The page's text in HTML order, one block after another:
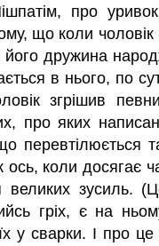
про
що коли
його дружина
в нього, по
згрішив
про яких
перевтілюється
ось, коли досягає
зусиль.
гріх, є на
у сварки. І про